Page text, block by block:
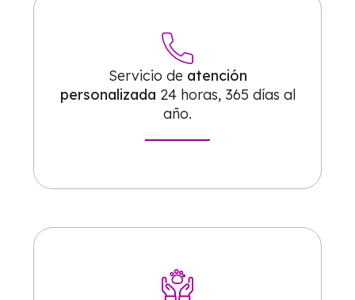
Servicio de atención
personalizada 24 horas, 365 días al
año.